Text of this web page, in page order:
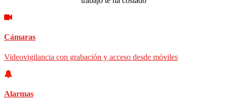
Cámaras
Videovigilancia con grabación y acceso desde móviles
Alarmas